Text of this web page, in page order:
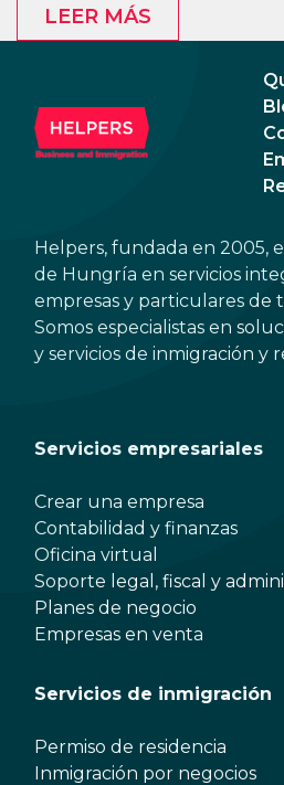
LEER MÁS
Helpers, fundada en 2005,
de Hungría en servicios
empresas y particulares de
Somos especialistas en
y servicios de inmigración y
Servicios empresariales
Crear una empresa
Contabilidad y finanzas
Oficina virtual
Soporte legal, fiscal y
Planes de negocio
Empresas en venta
Servicios de inmigración
Permiso de residencia
Inmigración por negocios